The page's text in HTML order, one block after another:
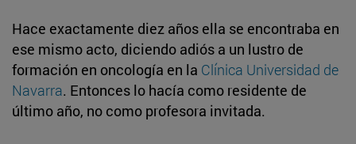
Hace exactamente diez años ella se encontraba en
ese mismo acto, diciendo adiós a un lustro de
formación en oncología en la Clínica Universidad de
Navarra. Entonces lo hacía como residente de
último año, no como profesora invitada.